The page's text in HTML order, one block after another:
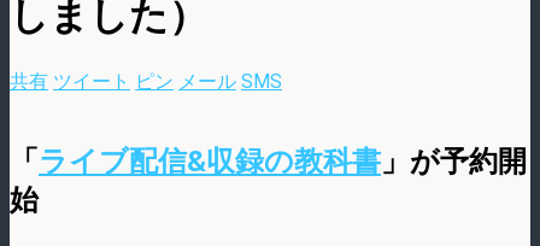
しました）
共有 ツイート ピン メール SMS
「ライブ配信&収録の教科書 」が予約開
始